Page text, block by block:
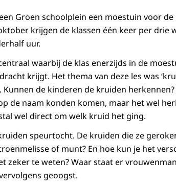
Groen schoolplein een moestuin voor de
krijgen de klassen één keer per drie
uur.
waarbij de klas enerzijds in de
krijgt. Het thema van deze les was
de kinderen de kruiden
de naam konden komen, maar het wel
wel direct om welk kruid het ging.
speurtocht. De kruiden die ze
of munt? En hoe kun je het
zeker te weten? Waar staat er
geoogst.